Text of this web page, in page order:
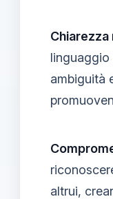
Chiarezza
linguaggio
ambiguità
altrui,